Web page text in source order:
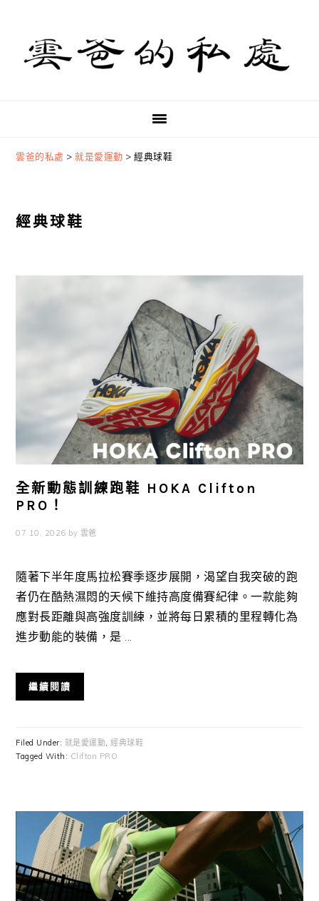
primary
navigation
content
primary
sidebar
雲爸的私處 >就是愛運動 >經典球鞋
經典球鞋
全新動態訓練跑鞋 HOKA Clifton
PRO！
07 10, 2026 by 雲爸
隨著下半年度馬拉松賽季逐步展開，渴望自我突破的跑
者仍在酷熱濕悶的天候下維持高度備賽紀律。一款能夠
應對長距離與高強度訓練，並將每日累積的里程轉化為
進步動能的裝備，是 ...
繼續閱讀
Filed Under: 就是愛運動,經典球鞋
Tagged With: Clifton PRO